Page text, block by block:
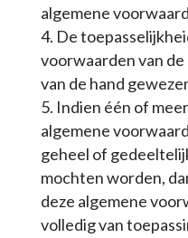
algemene
De
voorwaarden van
van de hand
Indien één of
algemene
geheel of
mochten worden,
deze algemene
volledig van